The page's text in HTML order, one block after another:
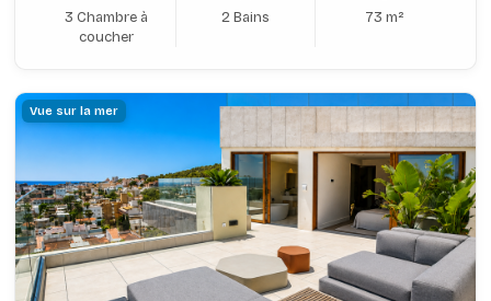
3 Chambre à
coucher
2 Bains 73 m²
Vue sur la mer